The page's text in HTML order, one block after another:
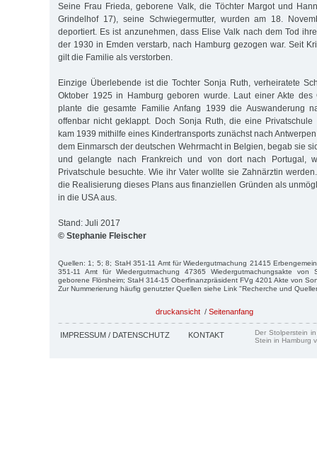
Seine Frau Frieda, geborene Valk, die Töchter Margot und
Grindelhof 17), seine Schwiegermutter, wurden am 18.
deportiert. Es ist anzunehmen, dass Elise Valk nach dem Tod
der 1930 in Emden verstarb, nach Hamburg gezogen war. Seit
gilt die Familie als verstorben.
Einzige Überlebende ist die Tochter Sonja Ruth, verheiratete
Oktober 1925 in Hamburg geboren wurde. Laut einer Akte des
plante die gesamte Familie Anfang 1939 die Auswanderung
offenbar nicht geklappt. Doch Sonja Ruth, die eine Privatschule
kam 1939 mithilfe eines Kindertransports zunächst nach
dem Einmarsch der deutschen Wehrmacht in Belgien, begab sie
und gelangte nach Frankreich und von dort nach Portugal,
Privatschule besuchte. Wie ihr Vater wollte sie Zahnärztin
die Realisierung dieses Plans aus finanziellen Gründen als
in die USA aus.
Stand: Juli 2017
© Stephanie Fleischer
Quellen: 1; 5; 8; StaH 351-11 Amt für Wiedergutmachung 21415
351-11 Amt für Wiedergutmachung 47365 Wiedergutmachungsakte von
geborene Flörsheim; StaH 314-15 Oberfinanzpräsident FVg 4201 Akte von
Zur Nummerierung häufig genutzter Quellen siehe Link "Recherche und
druckansicht / Seitenanfang
IMPRESSUM / DATENSCHUTZ KONTAKT
Der Stolperstein
Stein in Hamburg